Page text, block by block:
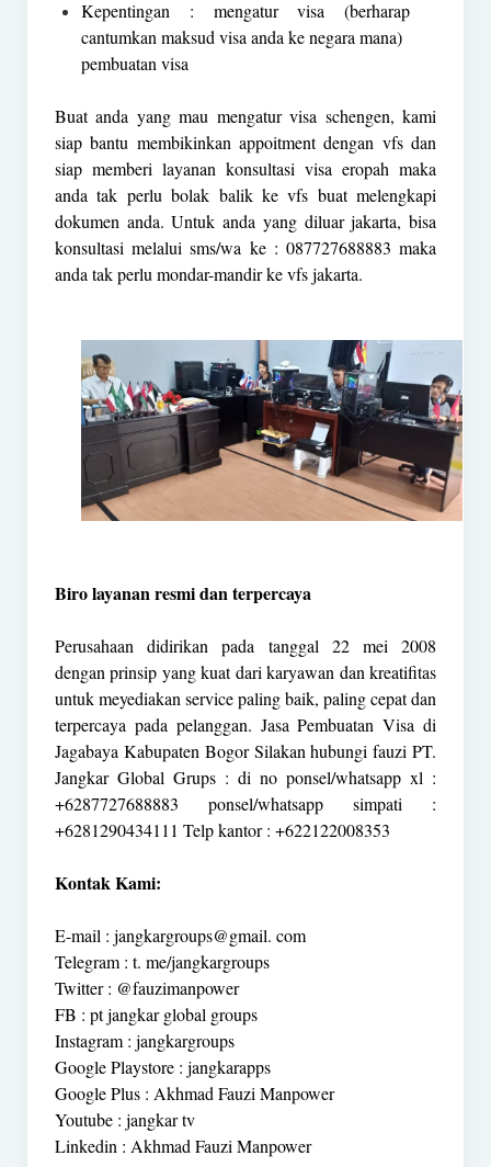
Kepentingan : mengatur visa (berharap
cantumkan maksud visa anda ke negara mana)
pembuatan visa
Buat anda yang mau mengatur visa schengen, kami
siap bantu membikinkan appoitment dengan vfs dan
siap memberi layanan konsultasi visa eropah maka
anda tak perlu bolak balik ke vfs buat melengkapi
dokumen anda. Untuk anda yang diluar jakarta, bisa
konsultasi melalui sms/wa ke : 087727688883 maka
anda tak perlu mondar-mandir ke vfs jakarta.
Biro layanan resmi dan terpercaya
Perusahaan didirikan pada tanggal 22 mei 2008
dengan prinsip yang kuat dari karyawan dan kreatifitas
untuk meyediakan service paling baik, paling cepat dan
terpercaya pada pelanggan. Jasa Pembuatan Visa di
Jagabaya Kabupaten Bogor Silakan hubungi fauzi PT.
Jangkar Global Grups : di no ponsel/whatsapp xl :
+6287727688883 ponsel/whatsapp simpati :
+6281290434111 Telp kantor : +622122008353
Kontak Kami:
E-mail : jangkargroups@gmail. com
Telegram : t. me/jangkargroups
Twitter : @fauzimanpower
FB : pt jangkar global groups
Instagram : jangkargroups
Google Playstore : jangkarapps
Google Plus : Akhmad Fauzi Manpower
Youtube : jangkar tv
Linkedin : Akhmad Fauzi Manpower